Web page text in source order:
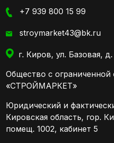
+7 939 800 15 99
stroymarket43@bk.ru
г. Киров, ул. Базовая,
Общество с ограниченной
«СТРОЙМАРКЕТ»
Юридический и
Кировская область, гор.
помещ. 1002, кабинет 5